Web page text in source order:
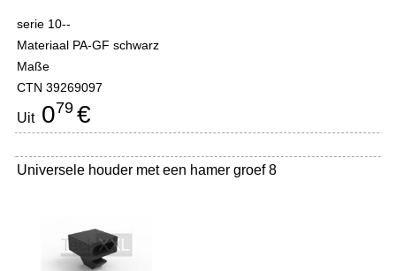
serie 10--
Materiaal PA-GF schwarz
Maße
CTN 39269097
Uit079 €
Universele houder met een hamer groef 8